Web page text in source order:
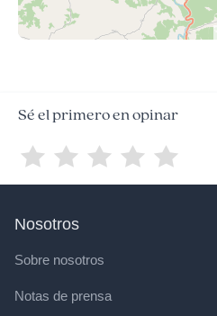
Sé el primero en opinar
Nosotros
Sobre nosotros
Notas de prensa